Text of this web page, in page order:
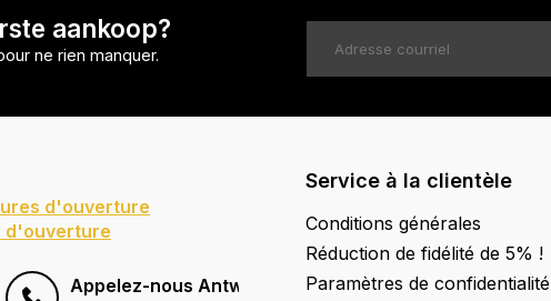
aankoop?
ne rien manquer.
d'ouverture
d'ouverture
(Gent)Appelez-nous Antwerpen
Service à la clientèle
Conditions générales
Réduction de fidélité de 5% !
Paramètres de confidentialité